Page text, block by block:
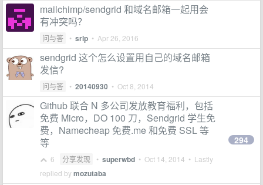
mailchimp/sendgrid 和域名邮箱一起用会
有冲突吗？
问与答 • srlp • Apr 26, 2016
sendgrid 这个怎么设置用自己的域名邮箱
发信?
问与答 • 20140930 • Oct 8, 2014
Github 联合 N 多公司发放教育福利，包括
免费 Micro，DO 100 刀，Sendgrid 学生免
费，Namecheap 免费.me 和免费 SSL 等
等
6 分享发现 • superwbd • Oct 14, 2014 • Lastly
replied bymozutaba
294